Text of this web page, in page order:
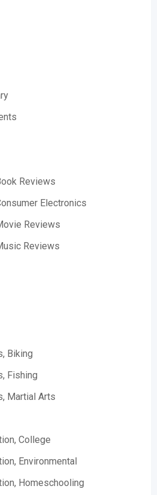
Reviews
Electronics
Reviews
Reviews
Biking
Fishing
Martial Arts
College
Environmental
Homeschooling